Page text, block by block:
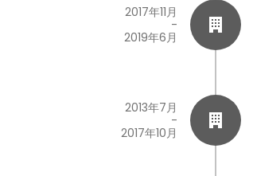
2017年11月
-
2019年6月
2013年7月
-
2017年10月